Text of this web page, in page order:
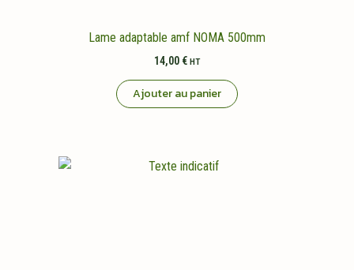
Lame adaptable amf NOMA 500mm
14,00 € HT
Ajouter au panier